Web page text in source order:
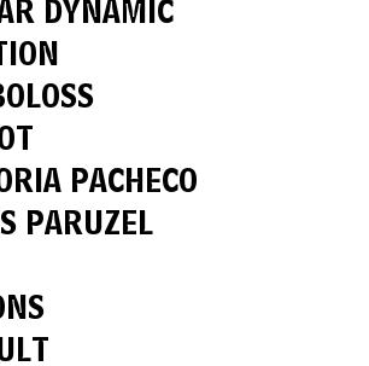
DYNAMIC
PACHECO
PARUZEL